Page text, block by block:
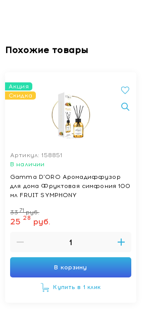
Похожие товары
Акция
Скидка
Артикул: 158851
В наличии
Gamma D'ORO Аромадиффузор
для дома Фруктовая симфония 100
мл FRUIT SYMPHONY
33 71 руб.
25 28 руб.
В корзину
Купить в 1 клик